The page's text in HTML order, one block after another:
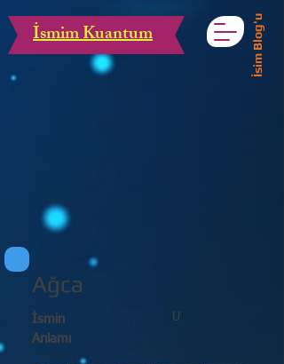
İsmim Kuantum İsim Blog'u
Ağca
U
İsmin
Anlamı